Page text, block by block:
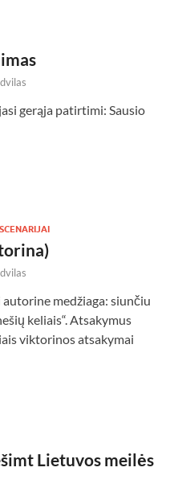
gerąja patirtimi: Sausio
SCENARIJAI
medžiaga: siunčiu
keliais“. Atsakymus
viktorinos atsakymai
Lietuvos meilės